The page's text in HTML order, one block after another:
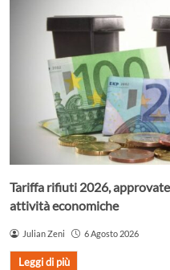
Tariffa rifiuti 2026,
attività economiche
Julian Zeni 6 Agosto 2026
Leggi di più